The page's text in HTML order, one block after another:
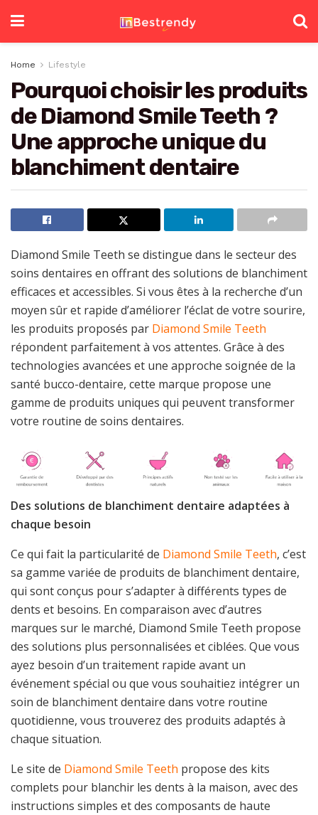
Home Lifestyle
Pourquoi choisir les produits
de Diamond Smile Teeth ?
Une approche unique du
blanchiment dentaire
Diamond Smile Teeth se distingue dans le secteur des
soins dentaires en offrant des solutions de blanchiment
efficaces et accessibles. Si vous êtes à la recherche d’un
moyen sûr et rapide d’améliorer l’éclat de votre sourire,
les produits proposés par Diamond Smile Teeth
répondent parfaitement à vos attentes. Grâce à des
technologies avancées et une approche soignée de la
santé bucco-dentaire, cette marque propose une
gamme de produits uniques qui peuvent transformer
votre routine de soins dentaires.
Des solutions de blanchiment dentaire adaptées à
chaque besoin
Ce qui fait la particularité de Diamond Smile Teeth, c’est
sa gamme variée de produits de blanchiment dentaire,
qui sont conçus pour s’adapter à différents types de
dents et besoins. En comparaison avec d’autres
marques sur le marché, Diamond Smile Teeth propose
des solutions plus personnalisées et ciblées. Que vous
ayez besoin d’un traitement rapide avant un
événement spécial ou que vous souhaitiez intégrer un
soin de blanchiment dentaire dans votre routine
quotidienne, vous trouverez des produits adaptés à
chaque situation.
Le site de Diamond Smile Teeth propose des kits
complets pour blanchir les dents à la maison, avec des
instructions simples et des composants de haute